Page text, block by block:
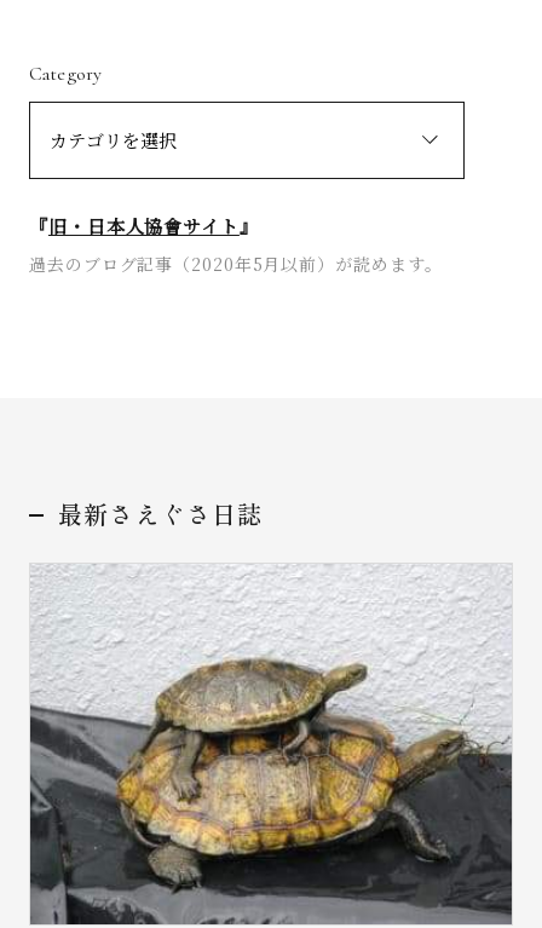
お問い合わせ
Category
『旧・日本人協會サイト』
過去のブログ記事（2020年5月以前）が読めます。
最新さえぐさ日誌